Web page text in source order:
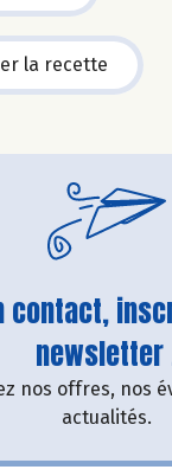
la recette
contact,
newsletter
nos offres, nos
actualités.